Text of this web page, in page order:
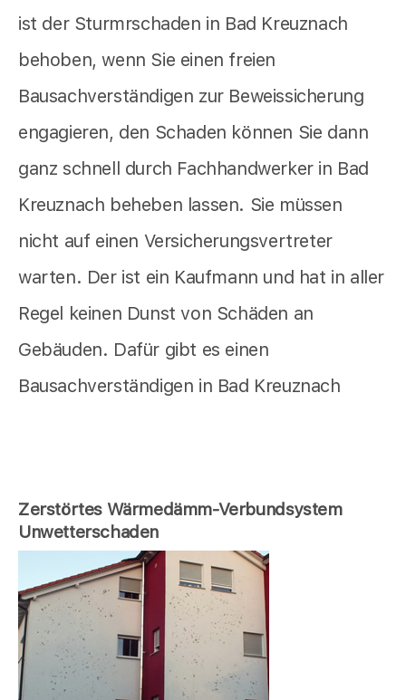
ist der Sturmrschaden in Bad Kreuznach
behoben, wenn Sie einen freien
Bausachverständigen zur Beweissicherung
engagieren, den Schaden können Sie dann
ganz schnell durch Fachhandwerker in Bad
Kreuznach beheben lassen. Sie müssen
nicht auf einen Versicherungsvertreter
warten. Der ist ein Kaufmann und hat in aller
Regel keinen Dunst von Schäden an
Gebäuden. Dafür gibt es einen
Bausachverständigen in Bad Kreuznach
Zerstörtes Wärmedämm-Verbundsystem
Unwetterschaden